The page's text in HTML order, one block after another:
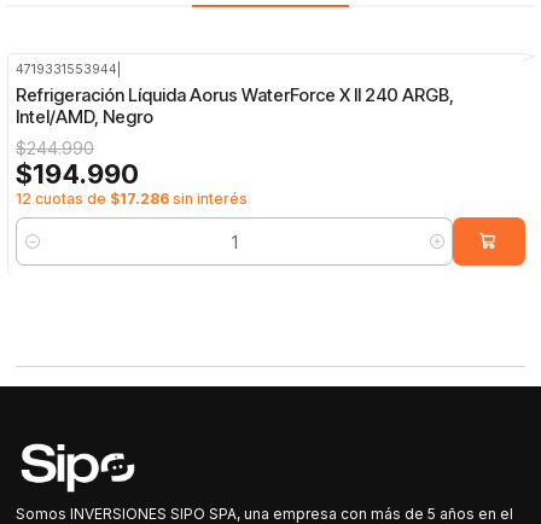
4719331553944
Refrigeración Líquida Aorus WaterForce X II 240 ARGB,
Intel/AMD, Negro
$244.990
$194.990
12 cuotas de $17.286 sin interés
Cantidad
Somos INVERSIONES SIPO SPA, una empresa con más de 5 años en el